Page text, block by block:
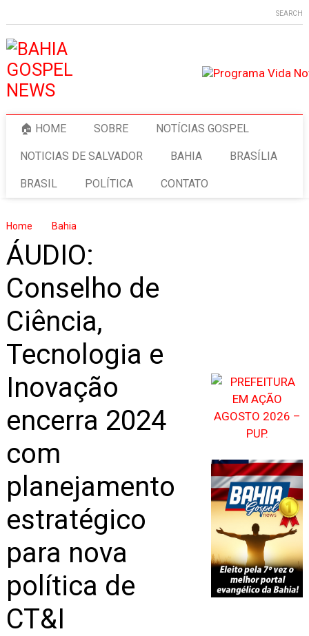
SEARCH
🏠 HOME SOBRE NOTÍCIAS GOSPEL
NOTICIAS DE SALVADOR BAHIA BRASÍLIA
BRASIL POLÍTICA CONTATO
Home Bahia
ÁUDIO:
Conselho de
Ciência,
Tecnologia e
Inovação
encerra 2024
com
planejamento
estratégico
para nova
política de
CT&I